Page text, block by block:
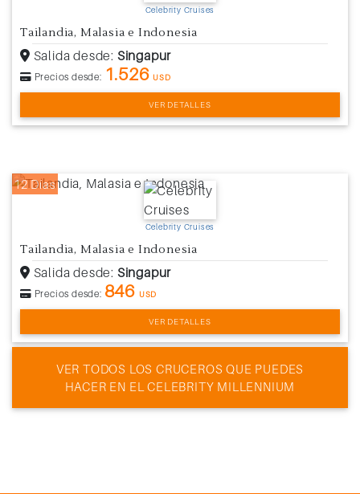
Celebrity Cruises
Tailandia, Malasia e Indonesia
Salida desde: Singapur
Precios desde: 1.526 USD
VER DETALLES
12 Días
Celebrity Cruises
Tailandia, Malasia e Indonesia
Salida desde: Singapur
Precios desde: 846 USD
VER DETALLES
VER TODOS LOS CRUCEROS QUE PUEDES
HACER EN EL CELEBRITY MILLENNIUM